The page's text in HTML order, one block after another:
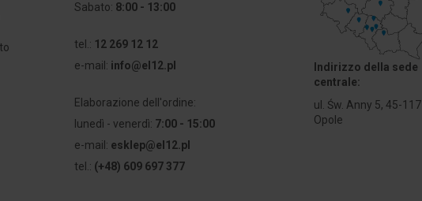
Sabato: 8:00 - 13:00
tel.: 12 269 12 12
e-mail: info@el12.pl
Elaborazione dell'ordine:
lunedì - venerdì: 7:00 - 15:00
e-mail: esklep@el12.pl
tel.: (+48) 609 697 377
Indirizzo della sede
centrale:
ul. Św. Anny 5, 45-117
Opole